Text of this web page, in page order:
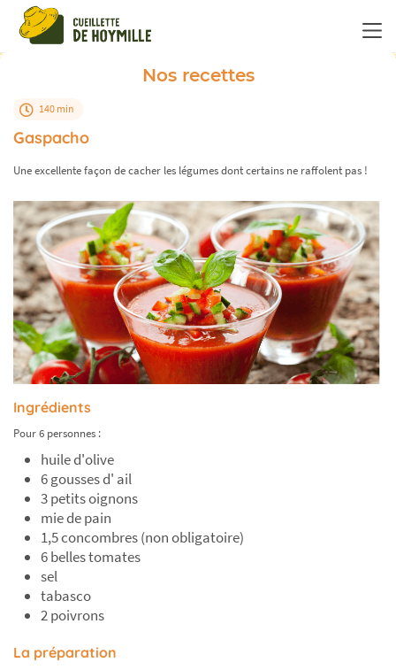
Nos recettes
140 min
Gaspacho
Une excellente façon de cacher les légumes dont certains ne raffolent pas !
Ingrédients
Pour 6 personnes :
huile d'olive
6 gousses d' ail
3 petits oignons
mie de pain
1,5 concombres (non obligatoire)
6 belles tomates
sel
tabasco
2 poivrons
La préparation
Panneau de gestion des cookies